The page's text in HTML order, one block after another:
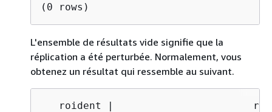
(0 rows)
L'ensemble de résultats vide signifie que la
réplication a été perturbée. Normalement, vous
obtenez un résultat qui ressemble au suivant.
roident |